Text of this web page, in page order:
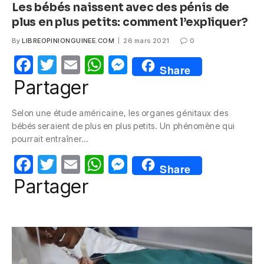
Les bébés naissent avec des pénis de
plus en plus petits: comment l’expliquer?
By LIBREOPINIONGUINEE.COM 26 mars 2021 0
F
a
e
b
o
o
k
T
w
itt
er
E
m
W
s
p
p
M
e
e
g
er
Share
Partager
Selon une étude américaine, les organes génitaux des
bébés seraient de plus en plus petits. Un phénomène qui
pourrait entraîner…
F
a
b
T
w
itt
E
m
W
A
p
M
e
n
g
Share
Partager